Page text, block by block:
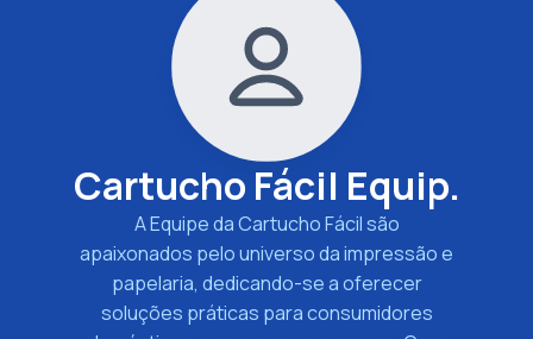
Cartucho Fácil Equip.
A Equipe da Cartucho Fácil são
apaixonados pelo universo da impressão e
papelaria, dedicando-se a oferecer
soluções práticas para consumidores